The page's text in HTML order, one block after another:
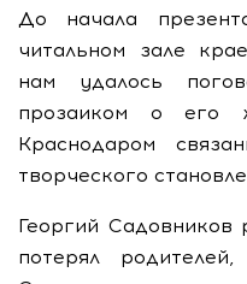
До начала
читальном зале
нам удалось
прозаиком о его
Краснодаром
творческого
Георгий Садовников
потерял